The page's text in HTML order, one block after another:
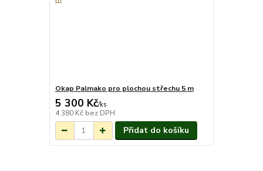
Okap Palmako pro plochou střechu 5 m
5 300 Kč/ks
4 380 Kč bez DPH
Přidat do košíku